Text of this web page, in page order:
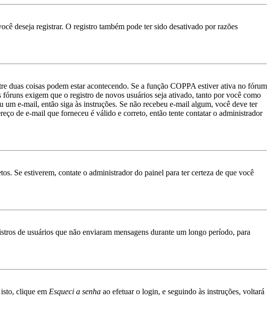
deseja registrar. O registro também pode ter sido desativado por razões
duas coisas podem estar acontecendo. Se a função COPPA estiver ativa no fórum
exigem que o registro de novos usuários seja ativado, tanto por você como
e-mail, então siga às instruções. Se não recebeu e-mail algum, você deve ter
de e-mail que forneceu é válido e correto, então tente contatar o administrador
Se estiverem, contate o administrador do painel para ter certeza de que você
de usuários que não enviaram mensagens durante um longo período, para
clique em Esqueci a senha ao efetuar o login, e seguindo às instruções, voltará